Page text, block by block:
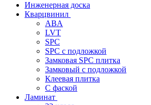
Инженерная доска
Кварцвинил
ABA
LVT
SPC
SPC с подложкой
Замковая SPC плитка
Замковый с подложкой
Клеевая плитка
С фаской
Ламинат